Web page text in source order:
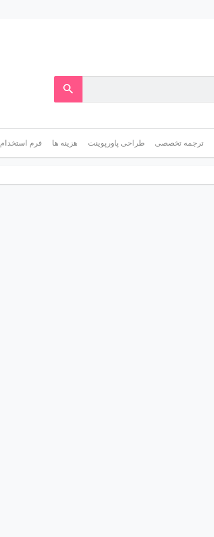
ترجمه تخصصی طراحی پاورپوینت هزینه ها فرم استخدام